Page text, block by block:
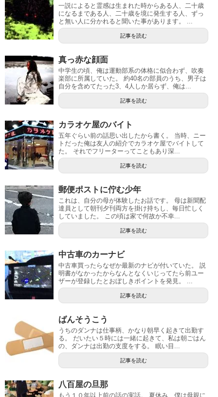
一説によると霊感は生まれた時からある人、二十歳
になるまである人、二十歳を境に発生する人、ずっ
と無い人に分かれると聞いた事があります。 ...
記事を読む
真っ赤な顔面
中学生の頃、俺は運動部系の体格に似合わず、吹奏
楽部に所属していた。 約40名の部員のうち、男子は
自分を含めてたった3、4人しか居らず、俺は...
記事を読む
カラオケ屋のバイト
五年ぐらい前の話思い出したから書く。 当時、ニー
トだった俺は友人の紹介でカラオケ屋でバイトして
た。 それでフリーターってこともあり深...
記事を読む
郵便ポストに佇む少年
これは、自分の母が体験したお話です。 母は新聞配
達員として朝刊夕刊両方を掛け持ちし、毎日忙しく
していました。 この頃は家で何故か不幸...
記事を読む
中古車のカーナビ
中古車買ったらなぜか最新のナビが付いていた。 説
明書がなかったからなんとなくいじってたら前ユー
ザーが登録したとおぼしきポイントを発見。 ...
記事を読む
ばんそうこう
うちのダンナは仕事柄、かなり朝早く起きて出勤す
る。 だいたい５時には一緒に起きて、私は朝ごはん
の、ダンナは出勤の支度をする。 眠い目...
記事を読む
八百屋の旦那
もう１０年以上前の話の実話。 夏休み、僕は母親に